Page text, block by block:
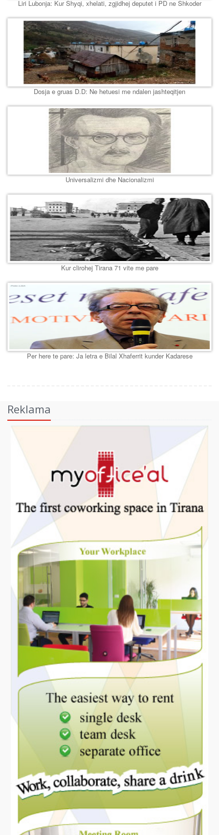
Liri Lubonja: Kur Shyqi, xhelati, zgjidhej deputet i PD ne Shkoder
Dosja e gruas D.D: Ne hetuesi me ndalen jashteqitjen
Universalizmi dhe Nacionalizmi
Kur clirohej Tirana 71 vite me pare
Per here te pare: Ja letra e Bilal Xhaferrit kunder Kadarese
Reklama